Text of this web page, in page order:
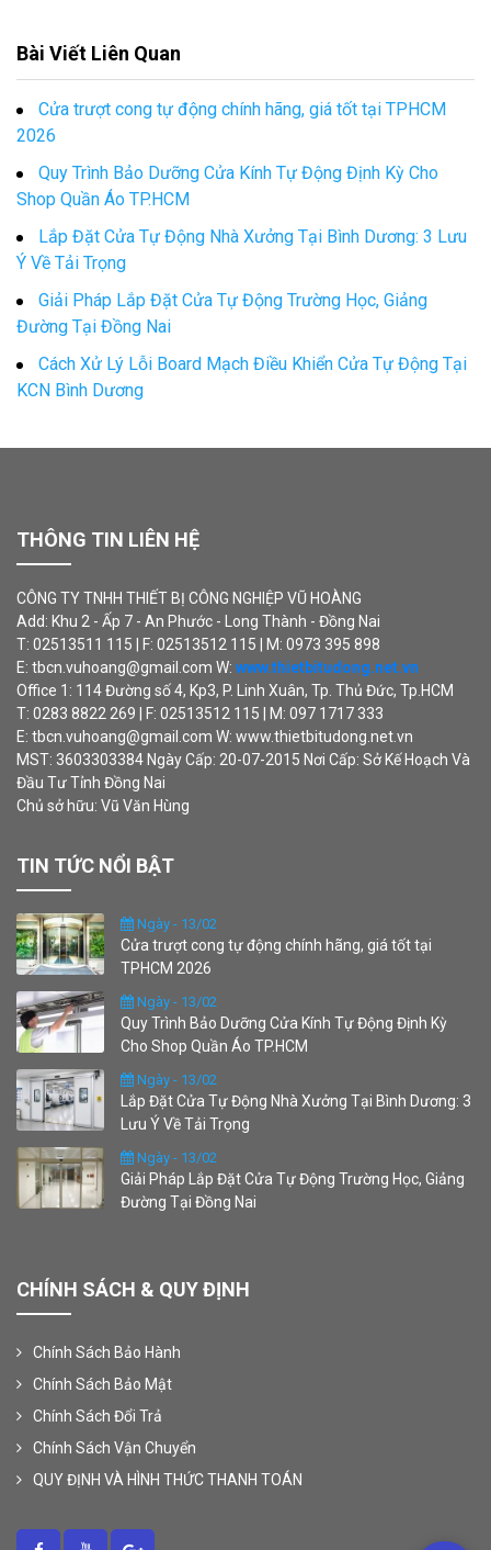
Bài Viết Liên Quan
Cửa trượt cong tự động chính hãng, giá tốt tại TPHCM
2026
Quy Trình Bảo Dưỡng Cửa Kính Tự Động Định Kỳ Cho
Shop Quần Áo TP.HCM
Lắp Đặt Cửa Tự Động Nhà Xưởng Tại Bình Dương: 3 Lưu
Ý Về Tải Trọng
Giải Pháp Lắp Đặt Cửa Tự Động Trường Học, Giảng
Đường Tại Đồng Nai
Cách Xử Lý Lỗi Board Mạch Điều Khiển Cửa Tự Động Tại
KCN Bình Dương
THÔNG TIN LIÊN HỆ
CÔNG TY TNHH THIẾT BỊ CÔNG NGHIỆP VŨ HOÀNG
Add: Khu 2 - Ấp 7 - An Phước - Long Thành - Đồng Nai
T: 02513511 115 | F: 02513512 115 | M: 0973 395 898
E: tbcn.vuhoang@gmail.com W: www.thietbitudong.net.vn
Office 1: 114 Đường số 4, Kp3, P. Linh Xuân, Tp. Thủ Đức, Tp.HCM
T: 0283 8822 269 | F: 02513512 115 | M: 097 1717 333
E: tbcn.vuhoang@gmail.com W: www.thietbitudong.net.vn
MST: 3603303384 Ngày Cấp: 20-07-2015 Nơi Cấp: Sở Kế Hoạch Và
Đầu Tư Tỉnh Đồng Nai
Chủ sở hữu: Vũ Văn Hùng
TIN TỨC NỔI BẬT
Ngày - 13/02
Cửa trượt cong tự động chính hãng, giá tốt tại
TPHCM 2026
Ngày - 13/02
Quy Trình Bảo Dưỡng Cửa Kính Tự Động Định Kỳ
Cho Shop Quần Áo TP.HCM
Ngày - 13/02
Lắp Đặt Cửa Tự Động Nhà Xưởng Tại Bình Dương: 3
Lưu Ý Về Tải Trọng
Ngày - 13/02
Giải Pháp Lắp Đặt Cửa Tự Động Trường Học, Giảng
Đường Tại Đồng Nai
CHÍNH SÁCH & QUY ĐỊNH
Chính Sách Bảo Hành
Chính Sách Bảo Mật
Chính Sách Đổi Trả
Chính Sách Vận Chuyển
QUY ĐỊNH VÀ HÌNH THỨC THANH TOÁN